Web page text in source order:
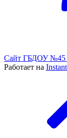
Сайт ГБДОУ №45
Работает на